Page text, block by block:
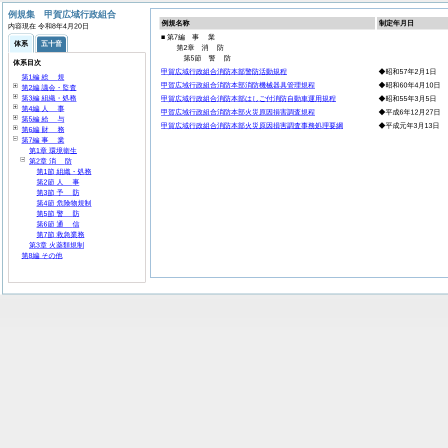
例規名称
制定年月日
■ 第7編 事 業
第2章 消 防
第5節 警 防
甲賀広域行政組合消防本部警防活動規程
◆昭和57年2月1日
甲賀広域行政組合消防本部消防機械器具管理規程
◆昭和60年4月10日
甲賀広域行政組合消防本部はしご付消防自動車運用規程
◆昭和55年3月5日
甲賀広域行政組合消防本部火災原因損害調査規程
◆平成6年12月27日
甲賀広域行政組合消防本部火災原因損害調査事務処理要綱
◆平成元年3月13日
例規集 甲賀広域行政組合
内容現在 令和8年4月20日
体系 五十音
体系目次
第1編 総 規
第2編 議会・監査
第3編 組織・処務
第4編 人 事
第5編 給 与
第6編 財 務
第7編 事 業
第1章 環境衛生
第2章 消 防
第1節 組織・処務
第2節 人 事
第3節 予 防
第4節 危険物規制
第5節 警 防
第6節 通 信
第7節 救急業務
第3章 火薬類規制
第8編 その他